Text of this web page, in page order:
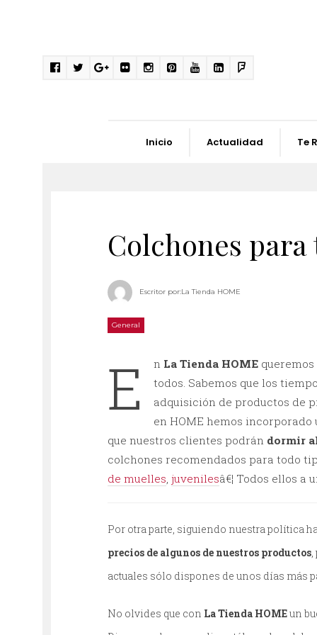
Inicio Actualidad Te
Colchones
Escritor por:La Tienda HOME
General
E n La Tienda HOME
todos. Sabemos que los
adquisición de productos de
en HOME hemos
que nuestros clientes podrán dormir
colchones recomendados para todo
de muelles, juvenilesâ€¦ Todos ellos a
Por otra parte, siguiendo nuestra política
precios de algunos de nuestros productos
actuales sólo dispones de unos días más
No olvides que con La Tienda HOMEun